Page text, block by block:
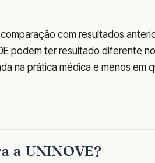
com resultados
podem ter resultado diferente no
na prática médica e menos em
a UNINOVE?